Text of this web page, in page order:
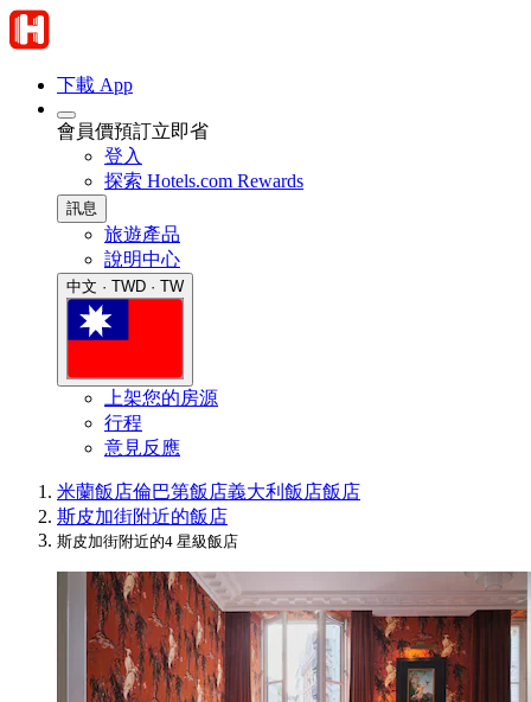
下載 App
會員價預訂立即省
登入
探索 Hotels.com Rewards
訊息
旅遊產品
說明中心
中文 · TWD · TW
上架您的房源
行程
意見反應
米蘭飯店倫巴第飯店義大利飯店飯店
斯皮加街附近的飯店
斯皮加街附近的4 星級飯店